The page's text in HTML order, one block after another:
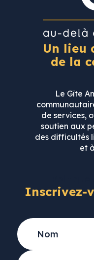
Un lieu
de la
Le Gîte
de services,
soutien aux
des difficultés
et
Inscrivez-